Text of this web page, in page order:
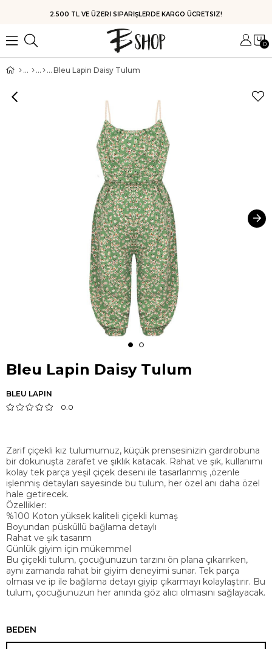
HIZLI KARGO
0
Bleu Lapin Daisy Tulum
Bleu Lapin Daisy Tulum
BLEU LAPIN
0.0
Zarif çiçekli kız tulumumuz, küçük prensesinizin gardırobuna
bir dokunuşta zarafet ve şıklık katacak. Rahat ve şık, kullanımı
kolay tek parça yeşil çiçek deseni ile tasarlanmış ,özenle
işlenmiş detayları sayesinde bu tulum, her özel anı daha özel
hale getirecek.
Özellikler:
%100 Koton yüksek kaliteli çiçekli kumaş
Boyundan püsküllü bağlama detaylı
Rahat ve şık tasarım
Günlük giyim için mükemmel
Bu çiçekli tulum, çocuğunuzun tarzını ön plana çıkarırken,
aynı zamanda rahat bir giyim deneyimi sunar. Tek parça
olması ve ip ile bağlama detayı giyip çıkarmayı kolaylaştırır. Bu
tulum, çocuğunuzun her anında göz alıcı olmasını sağlayacak.
BEDEN